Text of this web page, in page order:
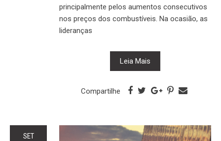
principalmente pelos aumentos consecutivos
nos preços dos combustíveis. Na ocasião, as
lideranças
Leia Mais
Compartilhe
SET